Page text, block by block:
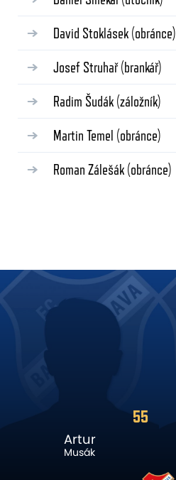
David Stoklásek (obránce)
Josef Struhař(brankář)
Radim Šudák (záložník)
Martin Temel (obránce)
Roman Zálešák (obránce)
55
Artur
Musák